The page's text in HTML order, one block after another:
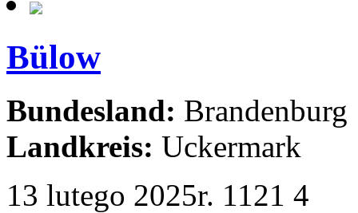
Bülow
Bundesland: Brandenburg
Landkreis: Uckermark
13 lutego 2025r. 1121 4